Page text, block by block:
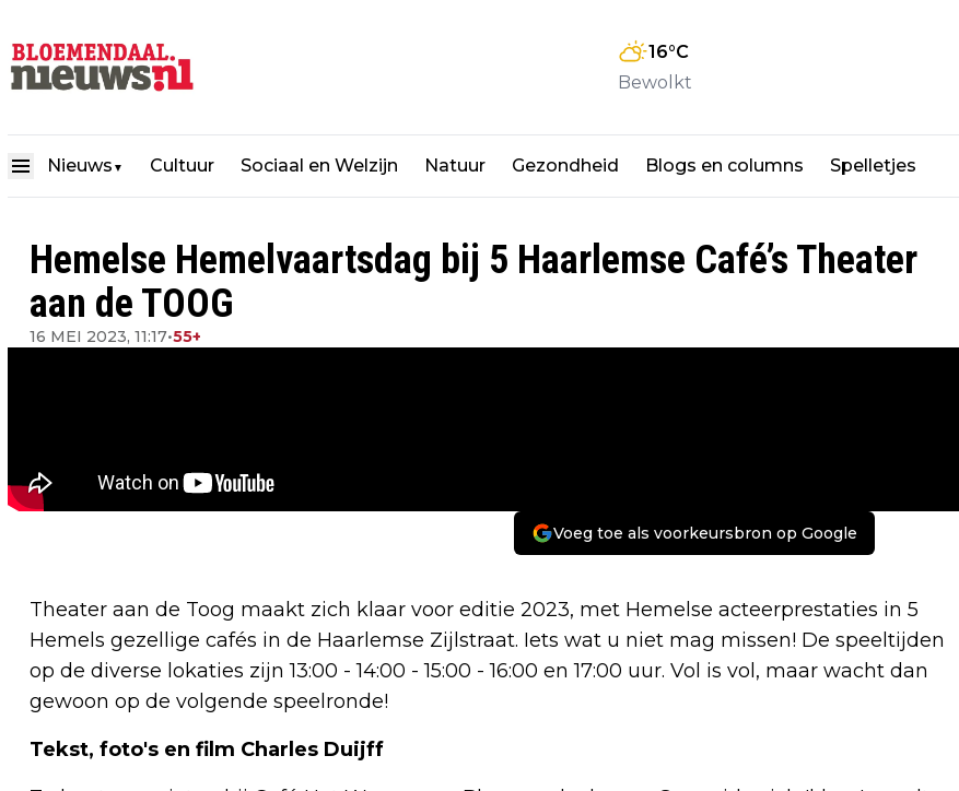
16°C
Bewolkt
Nieuws ▼ Cultuur Sociaal en Welzijn Natuur Gezondheid Blogs en columns Spelletjes
Hemelse Hemelvaartsdag bij 5 Haarlemse Café’s Theater
aan de TOOG
16 MEI 2023, 11:17•55+
Voeg toe als voorkeursbron op Google
Theater aan de Toog maakt zich klaar voor editie 2023, met Hemelse acteerprestaties in 5
Hemels gezellige cafés in de Haarlemse Zijlstraat. Iets wat u niet mag missen! De speeltijden
op de diverse lokaties zijn 13:00 - 14:00 - 15:00 - 16:00 en 17:00 uur. Vol is vol, maar wacht dan
gewoon op de volgende speelronde!
Tekst, foto's en film Charles Duijff